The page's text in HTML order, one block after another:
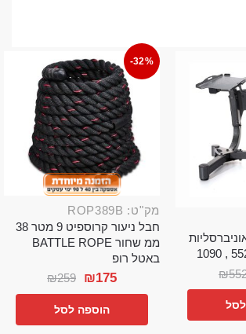
₪
-32%
מק"ט: ROP389B
חבל ניעור קרוספיט 9 מטר 38
ממ שחור BATTLE ROPE
באטל רופ
₪259 ₪175
הוספה לסל